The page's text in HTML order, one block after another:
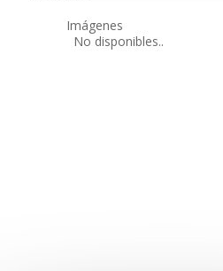
Imágenes
No disponibles..